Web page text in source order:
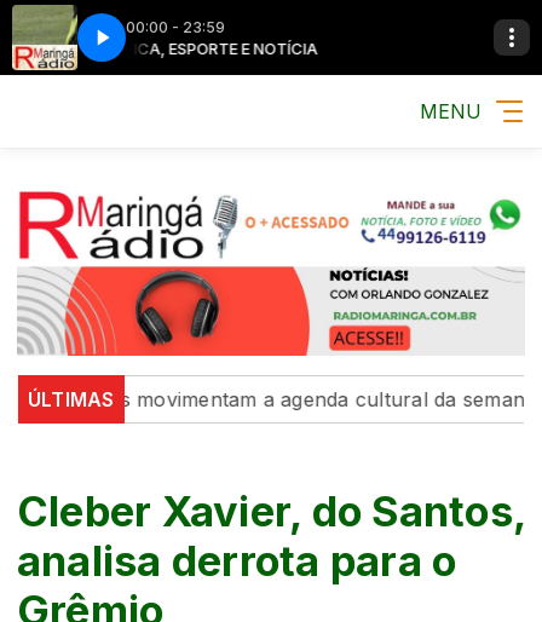
00:00 - 23:59
MÚSICA, ESPORTE E NOTÍCIA MÚSICA,
MENU
ÚLTIMASmovimentam a agenda cultural da semana
Cleber Xavier, do Santos,
analisa derrota para o
Grêmio